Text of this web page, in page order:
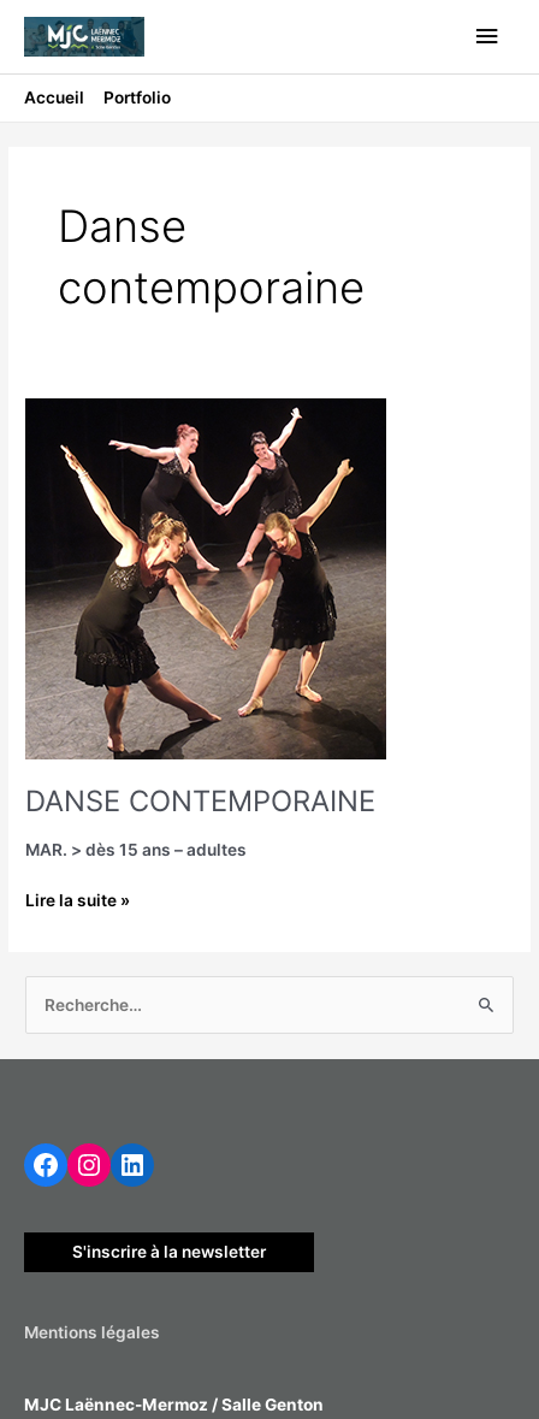
Accueil Portfolio
Danse
contemporaine
DANSE CONTEMPORAINE
MAR. > dès 15 ans – adultes
CONTEMPORAINE
Lire la suite »
r
h
e
Facebook
Instagram
LinkedIn
S'inscrire à la newsletter
Mentions légales
MJC Laënnec-Mermoz / Salle Genton